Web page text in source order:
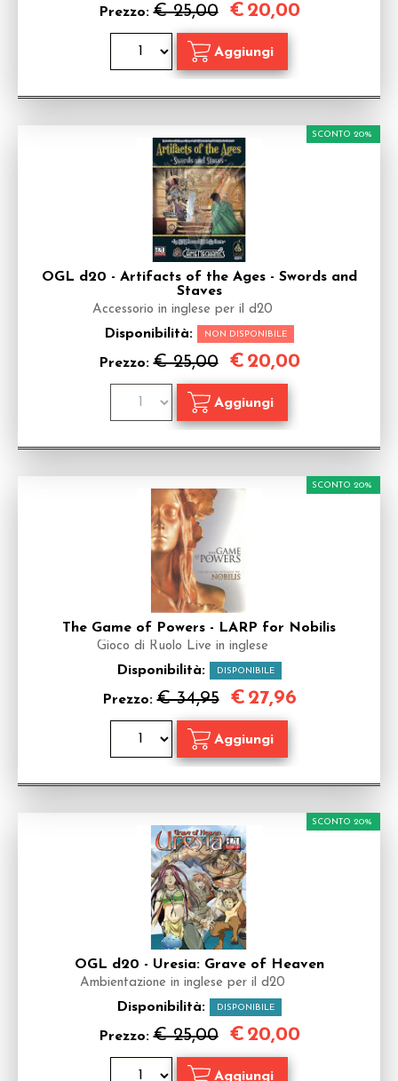
Prezzo:€ 25,00 € 20,00
OGL d20 - Artifacts of the Ages - Swords and
Staves
Accessorio in inglese per il d20
Disponibilità: NON DISPONIBILE
Prezzo:€ 25,00
SCONTO 20%
€ 20,00
The Game of Powers - LARP for Nobilis
Gioco di Ruolo Live in inglese
Disponibilità: DISPONIBILE
Prezzo:€ 34,95
SCONTO 20%
€ 27,96
OGL d20 - Uresia: Grave of Heaven
Ambientazione in inglese per il d20
Disponibilità: DISPONIBILE
Prezzo:€ 25,00
SCONTO 20%
€ 20,00